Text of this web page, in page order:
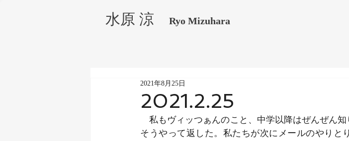
水原 涼 Ryo Mizuhara
2021.2.25
2021年8月25日
私もヴィッつぁんのこと、中学以降はぜんぜん
そうやって返した。私たちが次にメールのやりと